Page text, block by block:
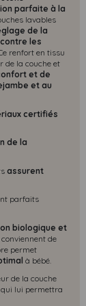
parfaite à la
lavables
de la
les
renfort en tissu
de la couche et
et de
et au
certifiés
de la
assurent
parfaits
biologique et
conviennent de
permet
à bébé.
de la couche
lui permettra